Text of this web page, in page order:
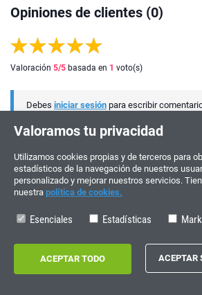
Opiniones de clientes (0)
Valoración 5/5 basada en 1 voto(s)
Debes iniciar sesión para escribir
¡ÚNETE Y PARTICIPA!
Valoramos tu privacidad
Utilizamos cookies propias y de terceros para
estadísticos de la navegación de nuestros
personalizado y mejorar nuestros servicios.
nuestra política de cookies.
Esenciales Estadísticas